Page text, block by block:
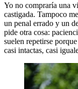
Yo no compraría una
castigada. Tampoco
un penal errado y un
pide otra cosa:
suelen repetirse
casi intactas, casi